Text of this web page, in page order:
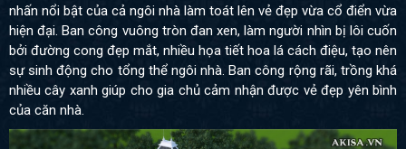
nhấn nổi bật của cả ngôi nhà làm toát lên vẻ đẹp vừa cổ điển vừa
hiện đại.Ban công vuông tròn đan xen, làm người nhìn bị lôi cuốn
bởi đường cong đẹp mắt, nhiều họa tiết hoa lá cách điệu, tạo nên
sự sinh động cho tổng thể ngôi nhà.Ban công rộng rãi, trồng khá
nhiều cây xanh giúp cho gia chủ cảm nhận được vẻ đẹp yên bình
của căn nhà.